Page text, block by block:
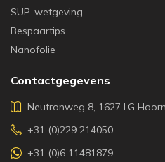
SUP-wetgeving
Bespaartips
Nanofolie
Contactgegevens
Neutronweg 8, 1627 LG Hoorn
+31 (0)229 214050
+31 (0)6 11481879